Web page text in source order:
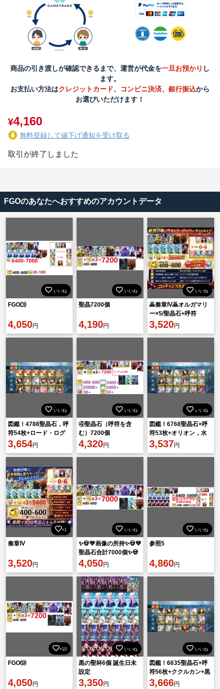
商品の引き渡しが確認できるまで、運営が代金を一旦お預かり し
ます。
お支払い方法はクレジットカード、 コンビニ決済、 銀行振込から
お選びいただけます！
¥4,160
無料登録して値下げ通知を受け取る
取引が終了しました
FGOのあなたへおすすめのアカウントデータ
いいね
FGO⑶
4,050円
いいね
聖晶7200個
4,190円
いいね
🙇奏章Ⅳ🙇オルガマリ
ー×5/聖晶石+呼符
×3=5600/果実：400-
600❗️
3,520円
いいね
図鑑！4788聖晶石，呼
符54枚+ロード・ログ
レス×5，黒の聖杯×2，
果実530個
3,654円
いいね
④聖晶石（呼符を含
む）7200個
4,320円
いいね
図鑑！6768聖晶石+呼
符53枚+オリオン，水
着スカディ+果実525個
3,537円
×1
奏章Ⅳ
3,520円
いいね
✨💀💚画像の所持✨💀💚
聖晶石合計7000個✨💀
💚
4,050円
いいね
参照5
4,860円
×10
FGO⑼
4,050円
いいね
黒の聖杯6個 誕生日未
設定
3,350円
いいね
図鑑！6635聖晶石+呼
符56枚+ククルカン+黒
の聖杯+果実496個
3,666円